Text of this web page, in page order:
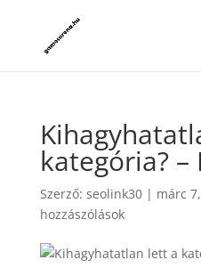
kategória? –
Szerző: seolink30| márc
hozzászólások